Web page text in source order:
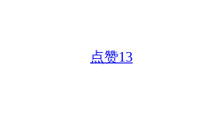
点赞13